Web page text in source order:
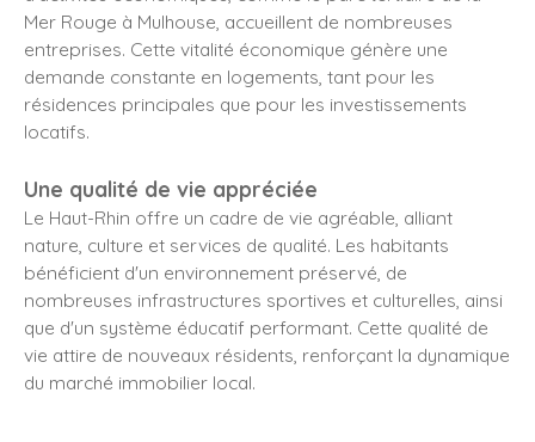
Mer Rouge à Mulhouse, accueillent de nombreuses
entreprises. Cette vitalité économique génère une
demande constante en logements, tant pour les
résidences principales que pour les investissements
locatifs.
Une qualité de vie appréciée
Le Haut-Rhin offre un cadre de vie agréable, alliant
nature, culture et services de qualité. Les habitants
bénéficient d'un environnement préservé, de
nombreuses infrastructures sportives et culturelles, ainsi
que d'un système éducatif performant. Cette qualité de
vie attire de nouveaux résidents, renforçant la dynamique
du marché immobilier local.